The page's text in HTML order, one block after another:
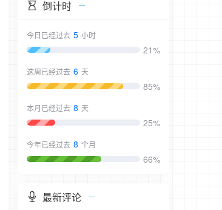
倒计时
今日已经过去 5 小时
21%
这周已经过去 6 天
85%
本月已经过去 8 天
25%
今年已经过去 8 个月
66%
最新评论